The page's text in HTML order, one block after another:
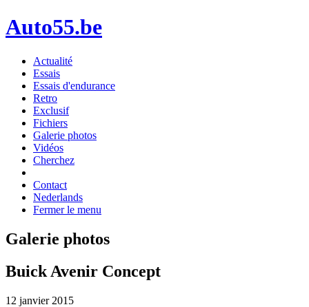
Auto55.be
Actualité
Essais
Essais d'endurance
Retro
Exclusif
Fichiers
Galerie photos
Vidéos
Cherchez
Contact
Nederlands
Fermer le menu
Galerie photos
Buick Avenir Concept
12 janvier 2015